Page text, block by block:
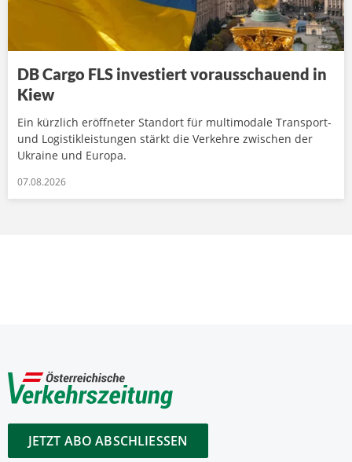
DB Cargo FLS investiert vorausschauend in
Kiew
Ein kürzlich eröffneter Standort für multimodale Transport-
und Logistikleistungen stärkt die Verkehre zwischen der
Ukraine und Europa.
07.08.2026
JETZT ABO ABSCHLIESSEN